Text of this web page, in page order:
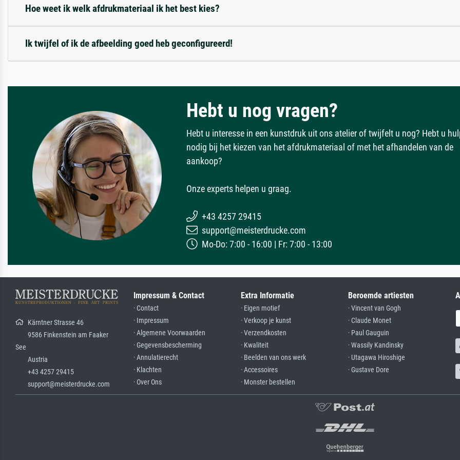
Hoe weet ik welk afdrukmateriaal ik het best kies?
Ik twijfel of ik de afbeelding goed heb geconfigureerd!
Hebt u nog vragen?
Hebt u interesse in een kunstdruk uit ons atelier of twijfelt u nog? Hebt u
nodig bij het kiezen van het afdrukmateriaal of met het afhandelen van de
aankoop?
Onze experts helpen u graag.
+43 4257 29415
support@meisterdrucke.com
Mo-Do: 7:00 - 16:00 | Fr: 7:00 - 13:00
Kärntner Strasse 46
9586 Finkenstein am Faaker
See
Austria
+43 4257 29415
support@meisterdrucke.com
Impressum & Contact
· Contact
· Impressum
· Algemene Voorwaarden
· Gegevensbescherming
· Annulatierecht
· Klachten
· Over Ons
Extra Informatie
· Eigen motief
· Verkoop je kunst
· Verzendkosten
· Kwaliteit
· Beelden van ons werk
· Accessoires
· Monster bestellen
Beroemde artiesten
· Vincent van Gogh
· Claude Monet
· Paul Gauguin
· Wassily Kandinsky
· Utagawa Hiroshige
· Gustave Dore